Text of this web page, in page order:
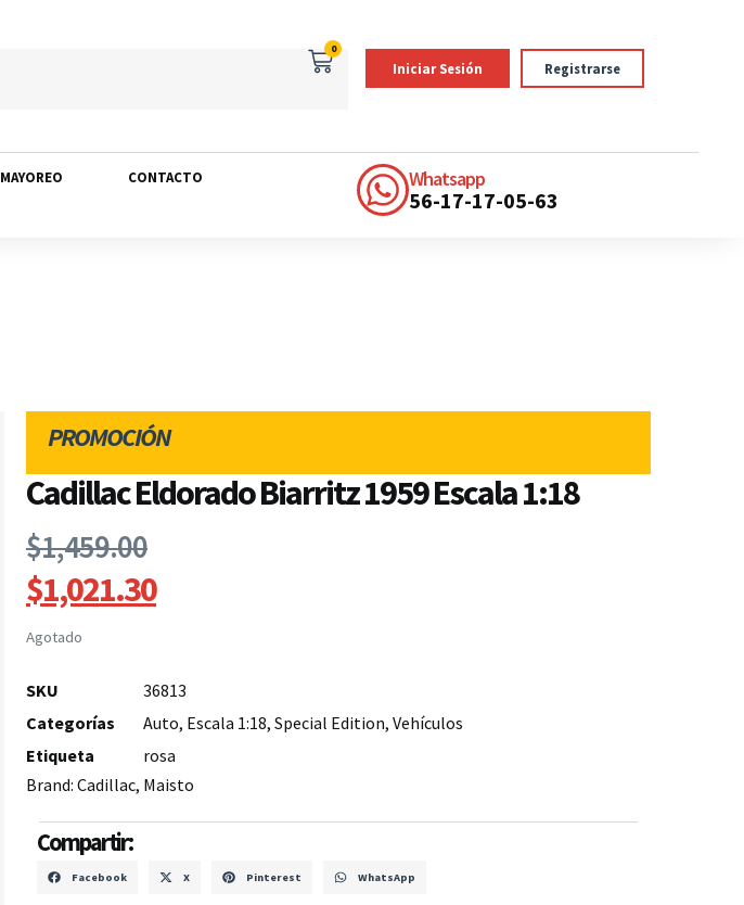
0
Iniciar Sesión Registrarse
MAYOREO CONTACTO Whatsapp
56-17-17-05-63
PROMOCIÓN
Cadillac Eldorado Biarritz 1959 Escala 1:18
$1,459.00
$1,021.30
Agotado
SKU
36813
Categorías
Auto, Escala 1:18, Special Edition, Vehículos
Etiqueta
rosa
Brand: Cadillac, Maisto
Compartir:
Facebook X Pinterest WhatsApp